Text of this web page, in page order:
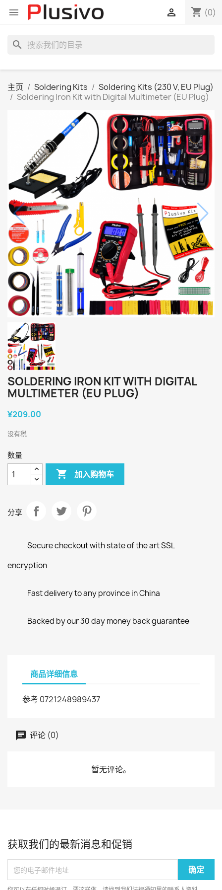
 shopping_cart (0)

search
主页 Soldering Kits
Soldering Kits (230 V, EU Plug)
Soldering Iron Kit with Digital Multimeter (EU Plug)
SOLDERING IRON KIT WITH DIGITAL
MULTIMETER (EU PLUG)
¥209.00
没有税
数量
 加入购物车
分享
Secure checkout with state of the art SSL
encryption
Fast delivery to any province in China
Backed by our 30 day money back guarantee
商品详细信息
参考 0721248989437
评论 (0)
暂无评论。
获取我们的最新消息和促销